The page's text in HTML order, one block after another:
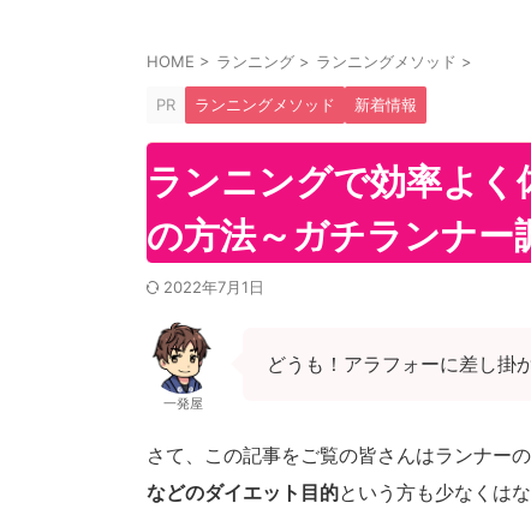
HOME > ランニング > ランニングメソッド >
PR ランニングメソッド 新着情報
ランニングで効率よ
の方法～ガチランナー
2022年7月1日
一発屋
どうも！アラフォーに差し掛
さて、この記事をご覧の皆さんはランナー
などのダイエット目的という方も少なくは